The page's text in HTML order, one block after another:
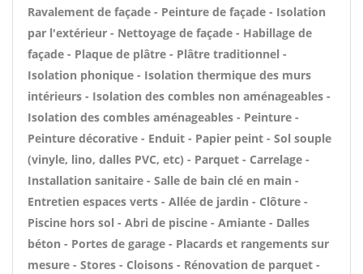
Ravalement de façade - Peinture de façade - Isolation
par l'extérieur - Nettoyage de façade - Habillage de
façade - Plaque de plâtre - Plâtre traditionnel -
Isolation phonique - Isolation thermique des murs
intérieurs - Isolation des combles non aménageables -
Isolation des combles aménageables - Peinture -
Peinture décorative - Enduit - Papier peint - Sol souple
(vinyle, lino, dalles PVC, etc) - Parquet - Carrelage -
Installation sanitaire - Salle de bain clé en main -
Entretien espaces verts - Allée de jardin - Clôture -
Piscine hors sol - Abri de piscine - Amiante - Dalles
béton - Portes de garage - Placards et rangements sur
mesure - Stores - Cloisons - Rénovation de parquet -